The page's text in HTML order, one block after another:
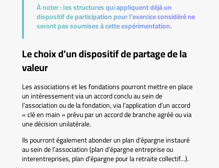
À noter :les structures qui appliquent déjà un
dispositif de participation pour l’exercice considéré ne
seront pas soumises à cette expérimentation.
Le choix d’un dispositif de partage de la
valeur
Les associations et les fondations pourront mettre en place
un intéressement via un accord conclu au sein de
l’association ou de la fondation, via l’application d’un accord
« clé en main » prévu par un accord de branche agréé ou via
une décision unilatérale.
Ils pourront également abonder un plan d’épargne instauré
au sein de l’association (plan d’épargne entreprise ou
interentreprises, plan d’épargne pour la retraite collectif…).